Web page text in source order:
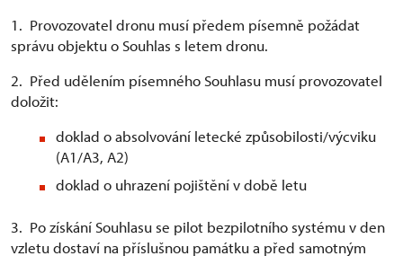
1. Provozovatel dronu musí předem písemně požádat
správu objektu o Souhlas s letem dronu.
2. Před udělením písemného Souhlasu musí provozovatel
doložit:
doklad o absolvování letecké způsobilosti/výcviku
(A1/A3, A2)
doklad o uhrazení pojištění v době letu
3. Po získání Souhlasu se pilot bezpilotního systému v den
vzletu dostaví na příslušnou památku a před samotným